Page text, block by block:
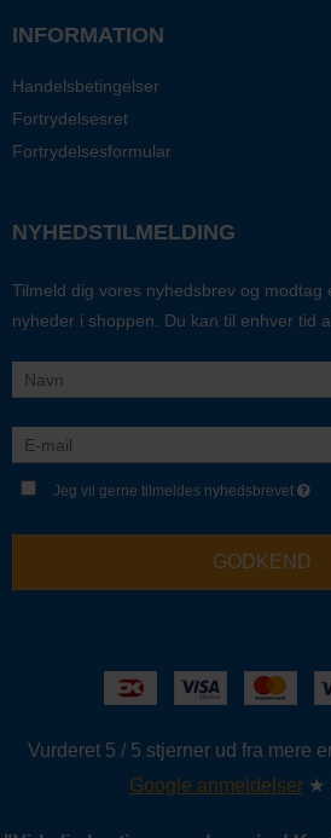
INFORMATION
Handelsbetingelser
Fortrydelsesret
Fortrydelsesformular
NYHEDSTILMELDING
Tilmeld dig vores nyhedsbrev og modtag
nyheder i shoppen. Du kan til enhver tid
Jeg vil gerne tilmeldes nyhedsbrevet
GODKEND
Vurderet 5 / 5 stjerner ud fra mere
Google anmeldelser ★